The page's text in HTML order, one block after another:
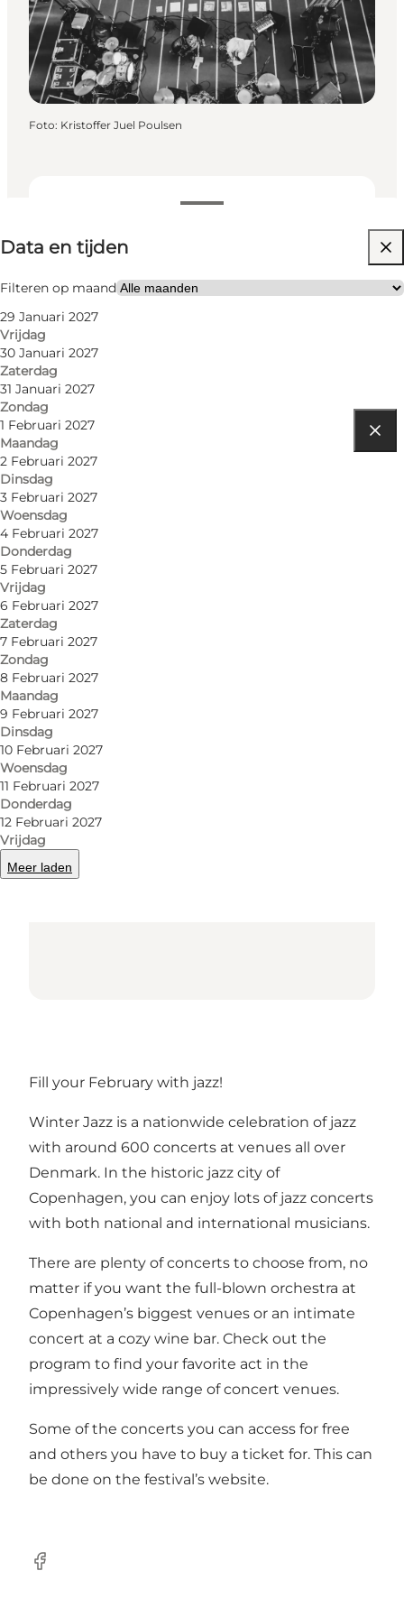
Data en tijden
Filteren op maand
29 Januari 2027
Vrijdag
30 Januari 2027
Zaterdag
31 Januari 2027
Zondag
1 Februari 2027
Maandag
2 Februari 2027
Dinsdag
3 Februari 2027
Woensdag
4 Februari 2027
Donderdag
5 Februari 2027
Vrijdag
6 Februari 2027
Zaterdag
7 Februari 2027
Zondag
8 Februari 2027
Maandag
9 Februari 2027
Dinsdag
10 Februari 2027
Woensdag
11 Februari 2027
Donderdag
12 Februari 2027
Vrijdag
Meer laden
Website bezoeken
Foto: Kristoffer Juel Poulsen
Routebeschrijving
Various venues
1453 København K
Fill your February with jazz!
Winter Jazz is a nationwide celebration of jazz
with around 600 concerts at venues all over
Denmark. In the historic jazz city of
Copenhagen, you can enjoy lots of jazz concerts
with both national and international musicians.
There are plenty of concerts to choose from, no
matter if you want the full-blown orchestra at
Copenhagen’s biggest venues or an intimate
concert at a cozy wine bar. Check out the
program to find your favorite act in the
impressively wide range of concert venues.
Some of the concerts you can access for free
and others you have to buy a ticket for. This can
be done on the festival’s website.
Facebook